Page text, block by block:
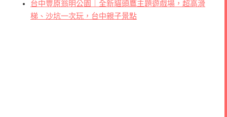
台中豐原翁明公園｜全新貓頭鷹主題遊戲場，超高滑
梯、沙坑一次玩，台中親子景點